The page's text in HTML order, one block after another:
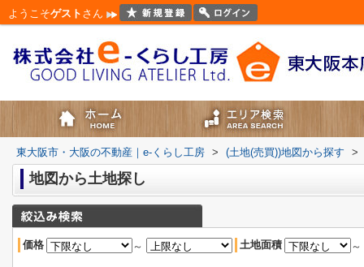
ようこそゲスト さん
東大阪市・大阪の不動産｜e-くらし工房 > (土地(売買))地図から探す >
地図から土地探し
価格 ～ 土地面積 ～